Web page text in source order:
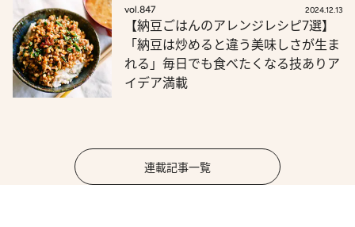
vol.847 2024.12.13
【納豆ごはんのアレンジレシピ7選】
「納豆は炒めると違う美味しさが生ま
れる」毎日でも食べたくなる技ありア
イデア満載
連載記事一覧